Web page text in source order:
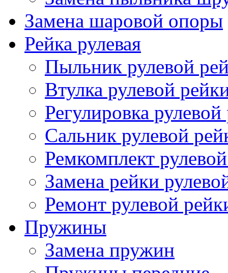
Замена шаровой опоры
Рейка рулевая
Пыльник рулевой
Втулка рулевой
Регулировка
Сальник рулевой
Ремкомплект
Замена рейки
Ремонт рулевой
Пружины
Замена пружин